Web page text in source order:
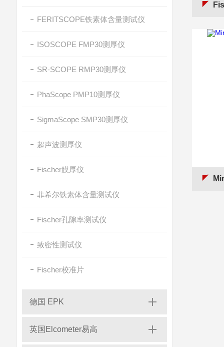
FERITSCOPE铁素体含量测试仪
ISOSCOPE FMP30测厚仪
SR-SCOPE RMP30测厚仪
PhaScope PMP10测厚仪
SigmaScope SMP30测厚仪
超声波测厚仪
Fischer膜厚仪
菲希尔铁素体含量测试仪
Fischer孔隙率测试仪
致密性测试仪
Fischer校准片
德国 EPK
英国Elcometer易高